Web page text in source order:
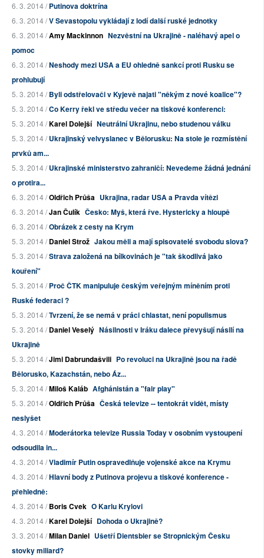
6. 3. 2014 /Putinova doktrína
6. 3. 2014 /V Sevastopolu vykládají z lodí další ruské jednotky
6. 3. 2014 /Amy Mackinnon Nezvěstní na Ukrajině - naléhavý apel o
pomoc
6. 3. 2014 /Neshody mezi USA a EU ohledně sankcí proti Rusku se
prohlubují
5. 3. 2014 /Byli odstřelovači v Kyjevě najati "někým z nové koalice"?
5. 3. 2014 /Co Kerry řekl ve středu večer na tiskové konferenci:
5. 3. 2014 /Karel Dolejší Neutrální Ukrajinu, nebo studenou válku
5. 3. 2014 /Ukrajinský velvyslanec v Bělorusku: Na stole je rozmístění
prvků am...
5. 3. 2014 /Ukrajinské ministerstvo zahraničí: Nevedeme žádná jednání
o protira...
6. 3. 2014 /Oldřich Průša Ukrajina, radar USA a Pravda vítězi
6. 3. 2014 /Jan Čulík Česko: Myš, která řve. Hystericky a hloupě
6. 3. 2014 /Obrázek z cesty na Krym
5. 3. 2014 /Daniel Strož Jakou měli a mají spisovatelé svobodu slova?
5. 3. 2014 /Strava založená na bílkovinách je "tak škodlivá jako
kouření"
5. 3. 2014 /Proč ČTK manipuluje českým veřejným míněním proti
Ruské federaci ?
5. 3. 2014 /Tvrzení, že se nemá v práci chlastat, není populismus
5. 3. 2014 /Daniel Veselý Násilnosti v Iráku dalece převyšují násilí na
Ukrajině
5. 3. 2014 /Jimi Dabrundašvili Po revoluci na Ukrajině jsou na řadě
Bělorusko, Kazachstán, nebo Áz...
5. 3. 2014 /Miloš Kaláb Afghánistán a "fair play"
5. 3. 2014 /Oldřich Průša Česká televize -- tentokrát vidět, místy
neslyšet
4. 3. 2014 /Moderátorka televize Russia Today v osobním vystoupení
odsoudila in...
4. 3. 2014 /Vladimír Putin ospravedlňuje vojenské akce na Krymu
4. 3. 2014 /Hlavní body z Putinova projevu a tiskové konference -
přehledně:
4. 3. 2014 /Boris Cvek O Karlu Krylovi
4. 3. 2014 /Karel Dolejší Dohoda o Ukrajině?
3. 3. 2014 /Milan Daniel Ušetří Dientsbier se Stropnickým Česku
stovky miliard?